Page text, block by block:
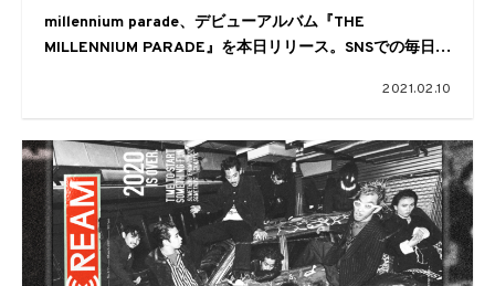
millennium parade、デビューアルバム『THE
MILLENNIUM PARADE』を本日リリース。SNSでの毎日コ
2021.02.10